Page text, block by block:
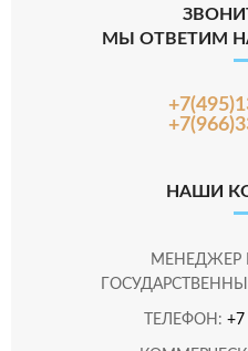
МЫ ОТВЕТИМ
НАШИ
МЕНЕДЖЕР
ТЕЛЕФОН: +7